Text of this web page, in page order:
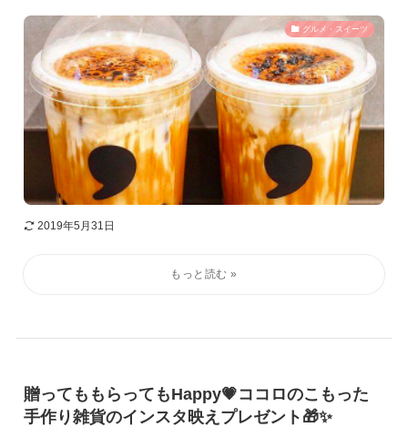
グルメ・スイーツ
2019年5月31日
贈ってももらってもHappy💗ココロのこもった
手作り雑貨のインスタ映えプレゼント🎁✨